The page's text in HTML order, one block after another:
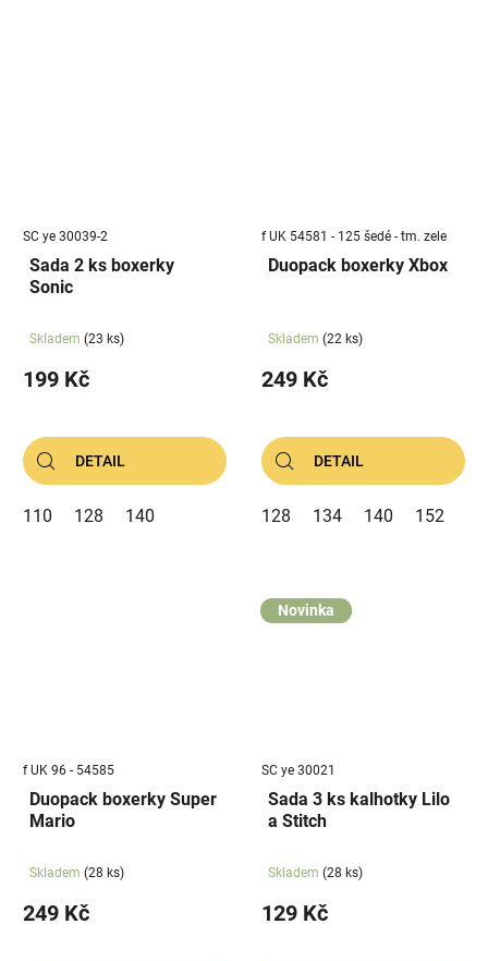
SC ye 30039-2
Sada 2 ks boxerky
Sonic
Skladem (23 ks)
199 Kč
DETAIL
110 128 140
f UK 54581 - 125 šedé - tm. zele
Duopack boxerky Xbox
Skladem (22 ks)
249 Kč
DETAIL
128 134 140 152
f UK 96 - 54585
Duopack boxerky Super
Mario
Skladem (28 ks)
249 Kč
Novinka
SC ye 30021
Sada 3 ks kalhotky Lilo
a Stitch
Skladem (28 ks)
129 Kč